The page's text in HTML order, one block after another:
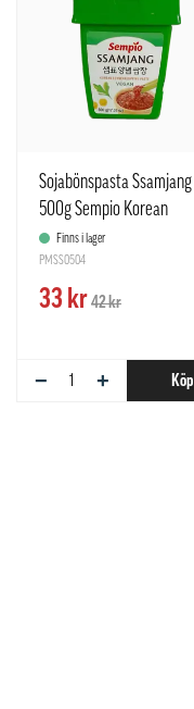
Sojabönspasta Ssamjang
500g Sempio Korean
Finns i lager
PMSS0504
33 kr42 kr
− + Köp